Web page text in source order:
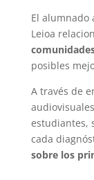
El alumnado
Leioa
posibles
A través de
estudiantes,
cada
sobre los